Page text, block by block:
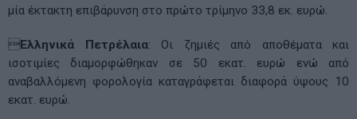
μία έκτακτη επιβάρυνση στο πρώτο τρίμηνο 33,8 εκ. ευρώ.
Ελληνικά Πετρέλαια: Οι ζημιές από αποθέματα και
ισοτιμίες διαμορφώθηκαν σε 50 εκατ. ευρώ ενώ από
αναβαλλόμενη φορολογία καταγράφεται διαφορά ύψους 10
εκατ. ευρώ.